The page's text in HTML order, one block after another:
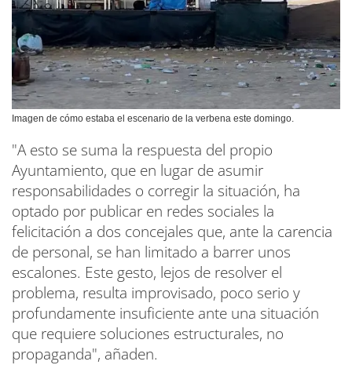
Imagen de cómo estaba el escenario de la verbena este domingo.
"A esto se suma la respuesta del propio
Ayuntamiento, que en lugar de asumir
responsabilidades o corregir la situación, ha
optado por publicar en redes sociales la
felicitación a dos concejales que, ante la carencia
de personal, se han limitado a barrer unos
escalones. Este gesto, lejos de resolver el
problema, resulta improvisado, poco serio y
profundamente insuficiente ante una situación
que requiere soluciones estructurales, no
propaganda", añaden.